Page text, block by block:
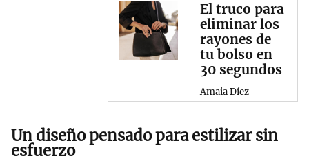
El truco para
eliminar los
rayones de
tu bolso en
30 segundos
Amaia Díez
Un diseño pensado para estilizar sin
esfuerzo